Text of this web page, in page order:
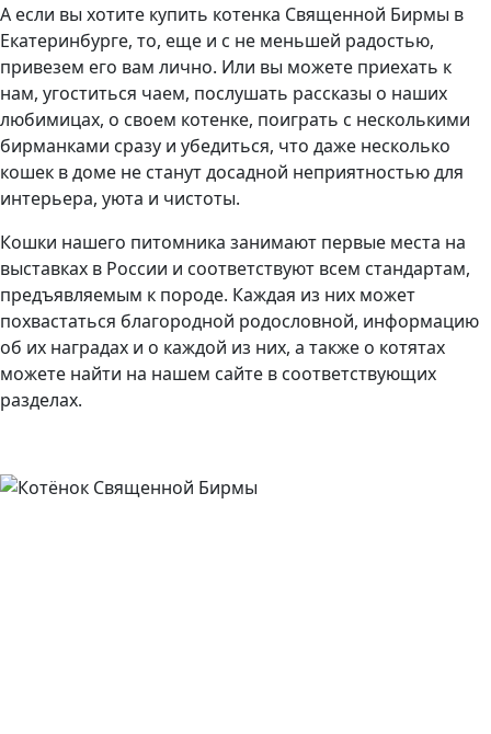
А если вы хотите купить котенка Священной Бирмы в
Екатеринбурге, то, еще и с не меньшей радостью,
привезем его вам лично. Или вы можете приехать к
нам, угоститься чаем, послушать рассказы о наших
любимицах, о своем котенке, поиграть с несколькими
бирманками сразу и убедиться, что даже несколько
кошек в доме не станут досадной неприятностью для
интерьера, уюта и чистоты.
Кошки нашего питомника занимают первые места на
выставках в России и соответствуют всем стандартам,
предъявляемым к породе. Каждая из них может
похвастаться благородной родословной, информацию
об их наградах и о каждой из них, а также о котятах
можете найти на нашем сайте в соответствующих
разделах.